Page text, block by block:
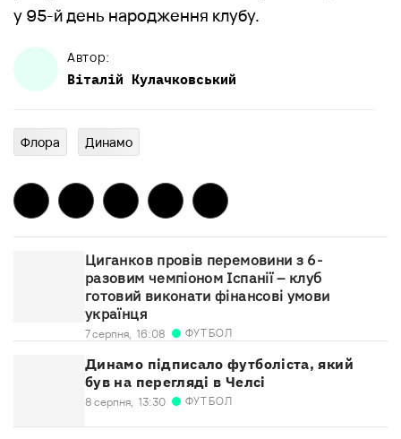
у 95-й день народження клубу.
Автор:
Віталій Кулачковський
Флора Динамо
Циганков провів перемовини з 6-
разовим чемпіоном Іспанії – клуб
готовий виконати фінансові умови
українця
7 серпня, 16:08 ФУТБОЛ
Динамо підписало футболіста, який
був на перегляді в Челсі
8 серпня, 13:30 ФУТБОЛ